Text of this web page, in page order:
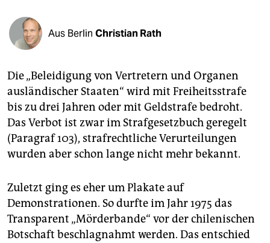
shop
fragen & hilfe
unterstützen
abo
genossenschaft
epaper login
Aus Berlin Christian Rath
Die „Beleidigung von Vertretern und Organen
ausländischer Staaten“ wird mit Freiheitsstrafe
bis zu drei Jahren oder mit Geldstrafe bedroht.
Das Verbot ist zwar im Strafgesetzbuch geregelt
(Paragraf 103), strafrechtliche Verurteilungen
wurden aber schon lange nicht mehr bekannt.
Zuletzt ging es eher um Plakate auf
Demonstrationen. So durfte im Jahr 1975 das
Transparent „Mörderbande“ vor der chilenischen
Botschaft beschlagnahmt werden. Das entschied